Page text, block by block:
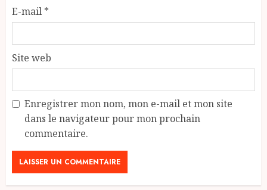
E-mail *
Site web
Enregistrer mon nom, mon e-mail et mon site
dans le navigateur pour mon prochain
commentaire.